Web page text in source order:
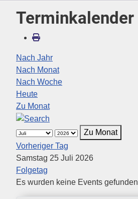
Terminkalender
Nach Jahr
Nach Monat
Nach Woche
Heute
Zu Monat
Zu Monat
Vorheriger Tag
Samstag 25 Juli 2026
Folgetag
Es wurden keine Events gefunden